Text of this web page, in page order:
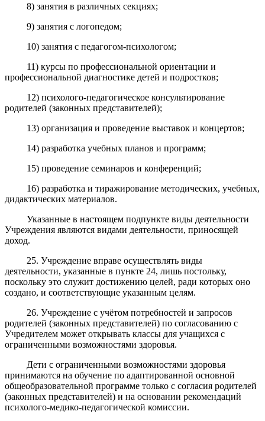
8) занятия в различных секциях;
9) занятия с логопедом;
10) занятия с педагогом-психологом;
11) курсы по профессиональной ориентации и
профессиональной диагностике детей и подростков;
12) психолого-педагогическое консультирование
родителей (законных представителей);
13) организация и проведение выставок и концертов;
14) разработка учебных планов и программ;
15) проведение семинаров и конференций;
16) разработка и тиражирование методических, учебных,
дидактических материалов.
Указанные в настоящем подпункте виды деятельности
Учреждения являются видами деятельности, приносящей
доход.
25. Учреждение вправе осуществлять виды
деятельности, указанные в пункте 24, лишь постольку,
поскольку это служит достижению целей, ради которых оно
создано, и соответствующие указанным целям.
26. Учреждение с учётом потребностей и запросов
родителей (законных представителей) по согласованию с
Учредителем может открывать классы для учащихся с
ограниченными возможностями здоровья.
Дети с ограниченными возможностями здоровья
принимаются на обучение по адаптированной основной
общеобразовательной программе только с согласия родителей
(законных представителей) и на основании рекомендаций
психолого-медико-педагогической комиссии.